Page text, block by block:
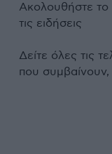
Ακολουθήστε το
τις ειδήσεις
Δείτε όλες τις
που συμβαίνουν,